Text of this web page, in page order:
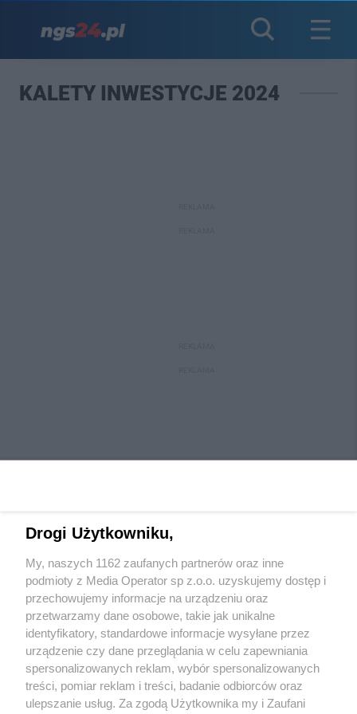
KALETY INWESTYCJE 2024
Wydawca mediówlokalnych
Nie zapomnij
zapoznać się z:
polityką prywatności regulamin korzystania z portali
Twojemiasto Skontaktuj się z nami
Drogi Użytkowniku,
My, naszych 1162 zaufanych partnerów oraz inne
podmioty z Media Operator sp z.o.o. uzyskujemy dostęp i
przechowujemy informacje na urządzeniu oraz
przetwarzamy dane osobowe, takie jak unikalne
identyfikatory, standardowe informacje wysyłane przez
urządzenie czy dane przeglądania w celu zapewniania
spersonalizowanych reklam, wybór spersonalizowanych
treści, pomiar reklam i treści, badanie odbiorców oraz
ulepszanie usług. Za zgodą Użytkownika my i Zaufani